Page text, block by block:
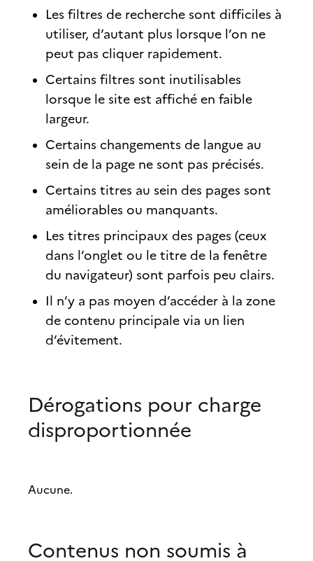
Les filtres de recherche sont difficiles à
utiliser, d’autant plus lorsque l’on ne
peut pas cliquer rapidement.
Certains filtres sont inutilisables
lorsque le site est affiché en faible
largeur.
Certains changements de langue au
sein de la page ne sont pas précisés.
Certains titres au sein des pages sont
améliorables ou manquants.
Les titres principaux des pages (ceux
dans l’onglet ou le titre de la fenêtre
du navigateur) sont parfois peu clairs.
Il n’y a pas moyen d’accéder à la zone
de contenu principale via un lien
d’évitement.
Dérogations pour charge
disproportionnée
Aucune.
Contenus non soumis à